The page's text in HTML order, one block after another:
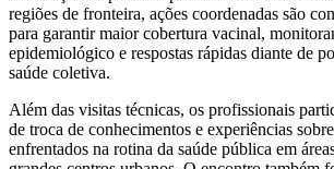
regiões de fronteira, ações coordenadas são
para garantir maior cobertura vacinal,
epidemiológico e respostas rápidas diante de
saúde coletiva.
Além das visitas técnicas, os profissionais
de troca de conhecimentos e experiências
enfrentados na rotina da saúde pública em